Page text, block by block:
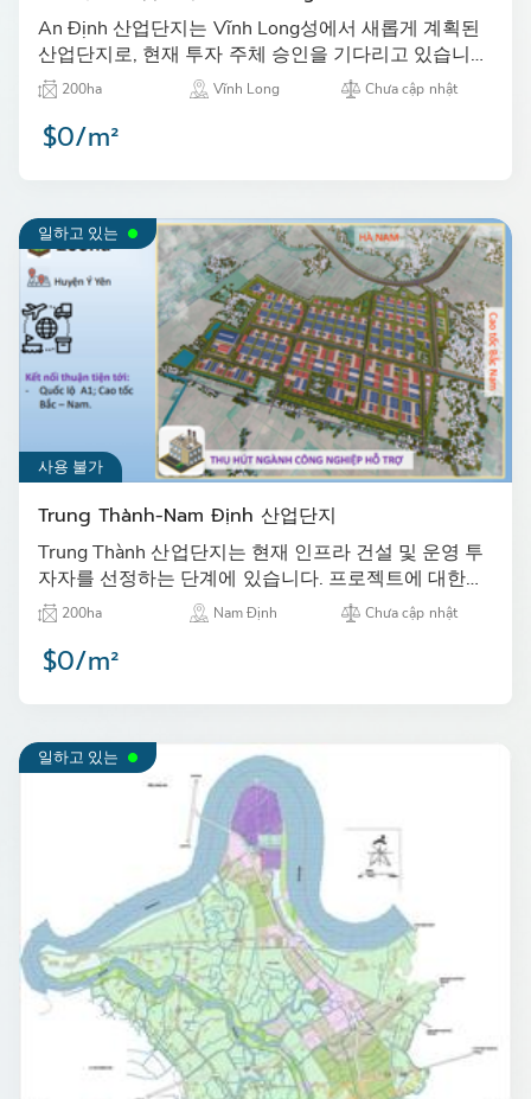
An Định 산업단지는 Vĩnh Long성에서 새롭게 계획된
산업단지로, 현재 투자 주체 승인을 기다리고 있습니
다.…200ha Vĩnh Long Chưa cập nhật
$0/m²
일하고 있는
사용 불가
Trung Thành-Nam Định 산업단지
Trung Thành 산업단지는 현재 인프라 건설 및 운영 투
자자를 선정하는 단계에 있습니다. 프로젝트에 대한
최신 정보는 앞으로 KLAND에서 계속 업데이트할 예
정입니다.…
200ha Nam Định Chưa cập nhật
$0/m²
일하고 있는